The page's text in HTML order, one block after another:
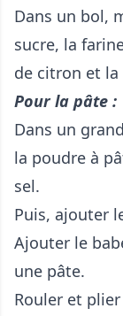
Dans un bol,
sucre, la
de citron et la
Pour la pâte :
Dans un
la poudre à
sel.
Puis, ajouter
Ajouter le
une pâte.
Rouler et